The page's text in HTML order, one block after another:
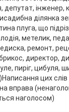
депутат, інженер,
ділянка
плуга, що
метелик,
ремонт,
директор,
пиріг, цибуля,
цих слів
вправа
наголосом)